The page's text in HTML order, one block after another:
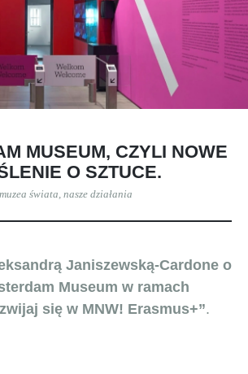
MUSEUM, CZYLI NOWE
O SZTUCE.
muzea świata, nasze działania
Janiszewską-Cardone o
Museum w ramach
się w MNW! Erasmus+”.